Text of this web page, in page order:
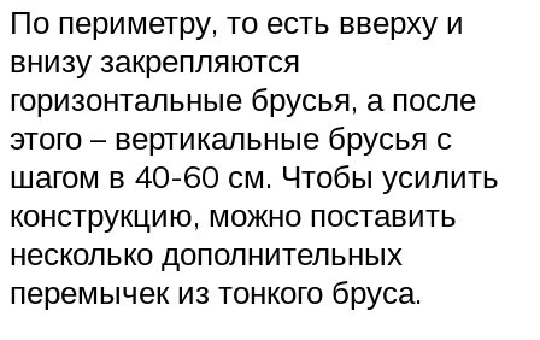
По периметру, то есть вверху и
внизу закрепляются
горизонтальные брусья, а после
этого – вертикальные брусья с
шагом в 40-60 см. Чтобы усилить
конструкцию, можно поставить
несколько дополнительных
перемычек из тонкого бруса.